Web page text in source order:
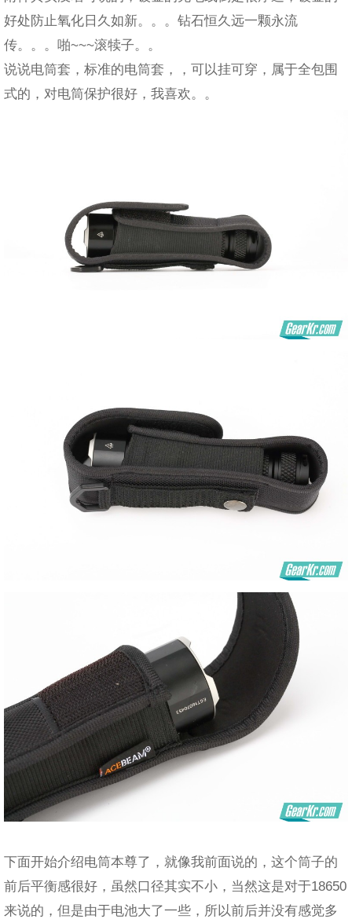
好处防止氧化日久如新。。。钻石恒久远一颗永流
传。。。啪~~~滚犊子。。
说说电筒套，标准的电筒套，，可以挂可穿，属于全包围
式的，对电筒保护很好，我喜欢。。
下面开始介绍电筒本尊了，就像我前面说的，这个筒子的
前后平衡感很好，虽然口径其实不小，当然这是对于18650
来说的，但是由于电池大了一些，所以前后并没有感觉多